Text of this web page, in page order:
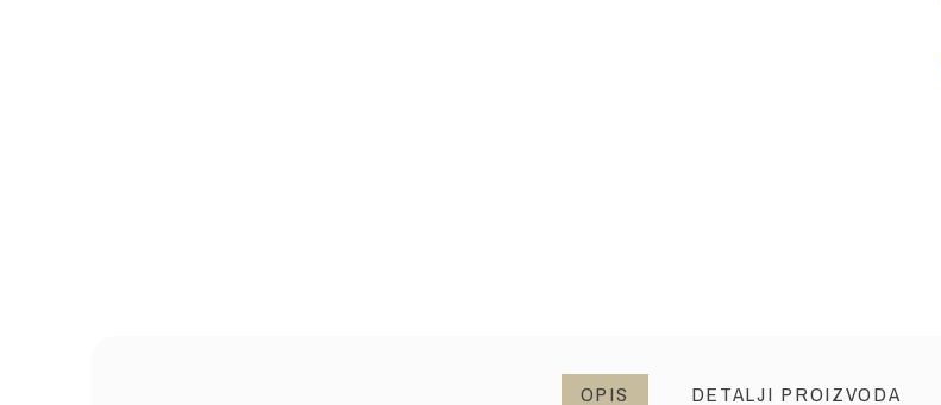
OPIS DETALJI PROIZVODA